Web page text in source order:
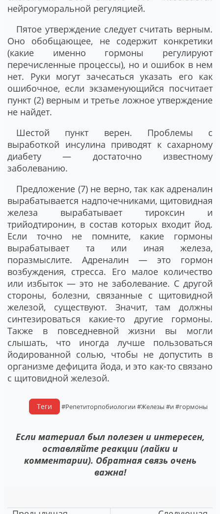
нейрогуморальной регуляцией.
Пятое утверждение следует считать верным.
Оно обобщающее, не содержит конкретики
(какие именно гормоны регулируют
перечисленные процессы), но и ошибок в нем
нет. Руки могут зачесаться указать его как
ошибочное, если экзаменующийся посчитает
пункт (2) верным и третье ложное утверждение
не найдет.
Шестой пункт верен. Проблемы с
выработкой инсулина приводят к сахарному
диабету — достаточно известному
заболеванию.
Предложение (7) не верно, так как адреналин
вырабатывается надпочечниками, щитовидная
железа вырабатывает тироксин и
трийодтиронин, в состав которых входит йод.
Если точно не помните, какие гормоны
вырабатывает та или иная железа,
поразмыслите. Адреналин — это гормон
возбуждения, стресса. Его малое количество
или избыток — это не заболевание. С другой
стороны, болезни, связанные с щитовидной
железой, существуют. Значит, там должны
синтезироваться какие-то другие гормоны.
Также в повседневной жизни вы могли
слышать, что иногда лучше пользоваться
йодированной солью, чтобы не допустить в
организме дефицита йода, и это как-то связано
с щитовидной железой.
Теги #Репетиторпобиологии#Железы #и#гормоны
Если материал был полезен и интересен,
оставляйте реакции (лайки и
комментарии). Обратная связь очень
важна!